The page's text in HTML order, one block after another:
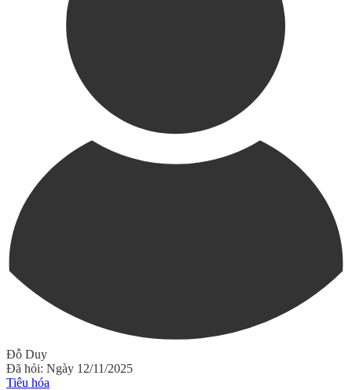
Đỗ Duy
Đã hỏi: Ngày 12/11/2025
Tiêu hóa